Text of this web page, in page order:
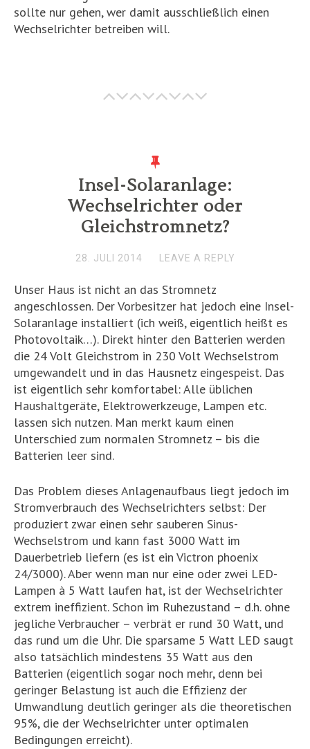
sollte nur gehen, wer damit ausschließlich einen
Wechselrichter betreiben will.
Insel-Solaranlage:
Wechselrichter oder
Gleichstromnetz?
28. JULI 2014 LEAVE A REPLY
Unser Haus ist nicht an das Stromnetz
angeschlossen. Der Vorbesitzer hat jedoch eine Insel-
Solaranlage installiert (ich weiß, eigentlich heißt es
Photovoltaik…). Direkt hinter den Batterien werden
die 24 Volt Gleichstrom in 230 Volt Wechselstrom
umgewandelt und in das Hausnetz eingespeist. Das
ist eigentlich sehr komfortabel: Alle üblichen
Haushaltgeräte, Elektrowerkzeuge, Lampen etc.
lassen sich nutzen. Man merkt kaum einen
Unterschied zum normalen Stromnetz – bis die
Batterien leer sind.
Das Problem dieses Anlagenaufbaus liegt jedoch im
Stromverbrauch des Wechselrichters selbst: Der
produziert zwar einen sehr sauberen Sinus-
Wechselstrom und kann fast 3000 Watt im
Dauerbetrieb liefern (es ist ein Victron phoenix
24/3000). Aber wenn man nur eine oder zwei LED-
Lampen à 5 Watt laufen hat, ist der Wechselrichter
extrem ineffizient. Schon im Ruhezustand – d.h. ohne
jegliche Verbraucher – verbrät er rund 30 Watt, und
das rund um die Uhr. Die sparsame 5 Watt LED saugt
also tatsächlich mindestens 35 Watt aus den
Batterien (eigentlich sogar noch mehr, denn bei
geringer Belastung ist auch die Effizienz der
Umwandlung deutlich geringer als die theoretischen
95%, die der Wechselrichter unter optimalen
Bedingungen erreicht).